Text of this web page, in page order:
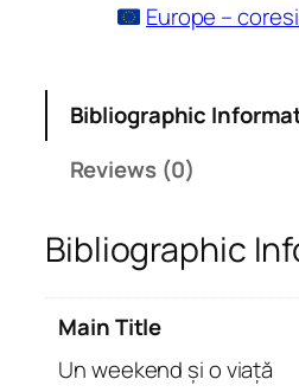
Europe –
Bibliographic
Reviews (0)
Bibliographic
Main Title
Un weekend și o viață